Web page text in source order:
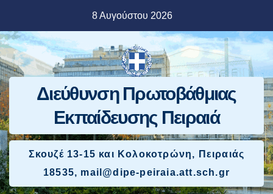
περιεχόμενο
8 Αυγούστου 2026
Διεύθυνση Πρωτοβάθμιας
Εκπαίδευσης Πειραιά
Σκουζέ 13-15 και Κολοκοτρώνη, Πειραιάς
18535, mail@dipe-peiraia.att.sch.gr